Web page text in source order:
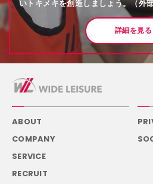
いトキメキを創造しましょう。（外
詳細を見る
ABOUT
COMPANY
SERVICE
RECRUIT